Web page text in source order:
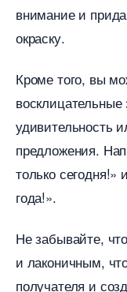
нимание и
окраску.
Кроме того, вы
осклицательные
удивительность
предложения.
только
ода!».
Не забывайте,
и лаконичным,
получателя и